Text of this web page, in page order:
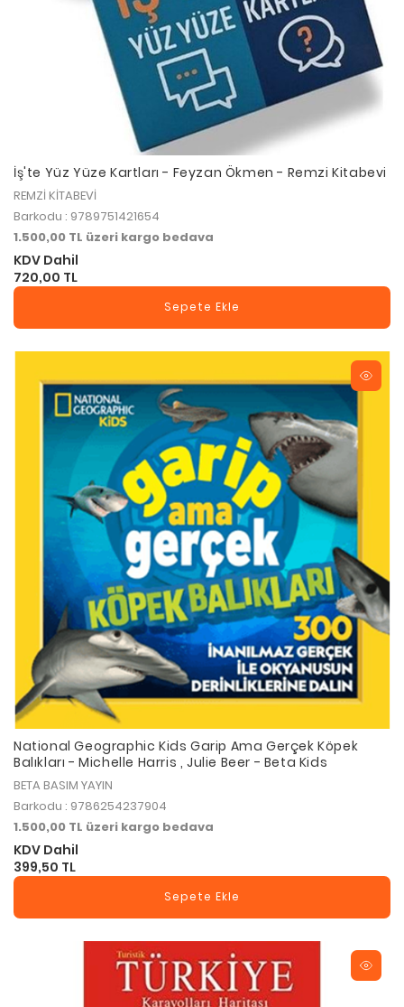
İş'te Yüz Yüze Kartları - Feyzan Ökmen - Remzi Kitabevi
REMZİ KİTABEVİ
Barkodu : 9789751421654
1.500,00 TL üzeri kargo bedava
KDV Dahil
720,00 TL
Sepete Ekle
National Geographic Kids Garip Ama Gerçek Köpek
Balıkları - Michelle Harris , Julie Beer - Beta Kids
BETA BASIM YAYIN
Barkodu : 9786254237904
1.500,00 TL üzeri kargo bedava
KDV Dahil
399,50 TL
Sepete Ekle